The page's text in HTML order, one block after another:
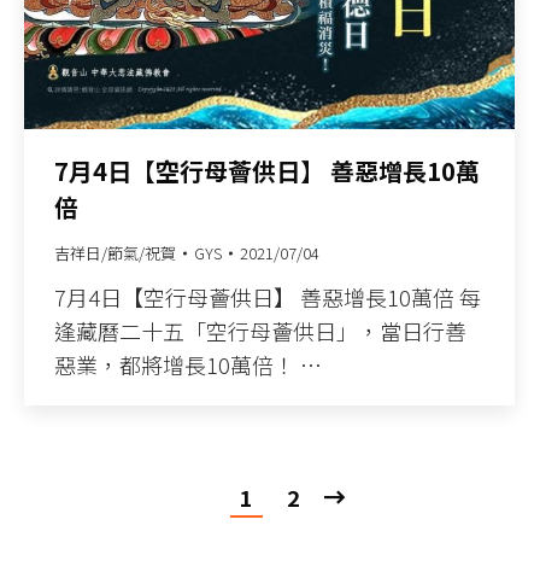
7月4日【空行母薈供日】 善惡增長10萬
倍
吉祥日/節氣/祝賀 GYS 2021/07/04
7月4日【空行母薈供日】 善惡增長10萬倍 每
逢藏曆二十五「空行母薈供日」，當日行善
惡業，都將增長10萬倍！ …
1 2